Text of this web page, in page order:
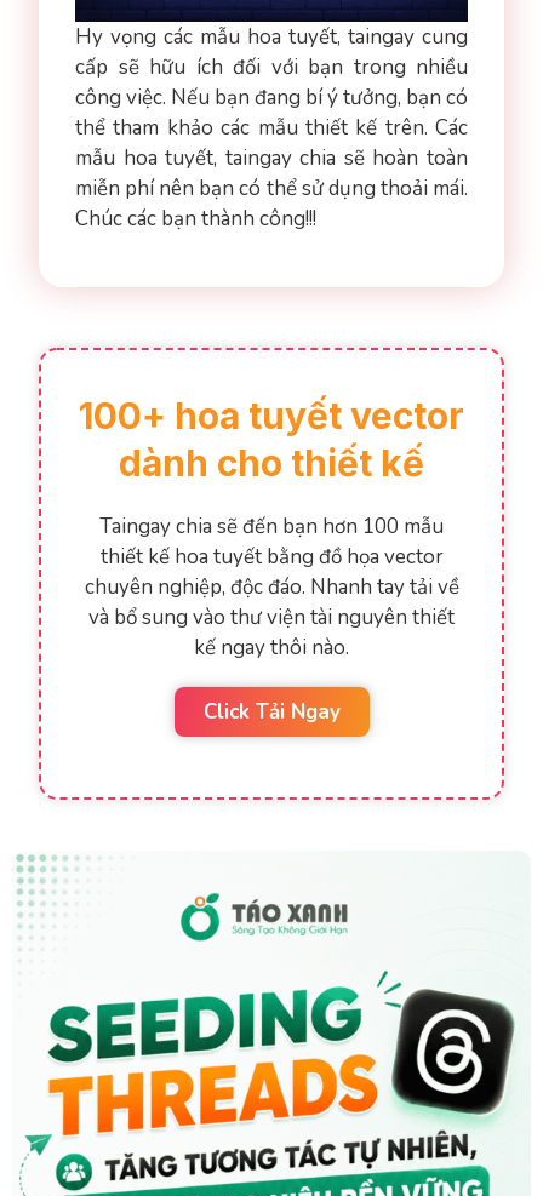
Hy vọng các mẫu hoa tuyết, taingay cung
cấp sẽ hữu ích đối với bạn trong nhiều
công việc. Nếu bạn đang bí ý tưởng, bạn có
thể tham khảo các mẫu thiết kế trên. Các
mẫu hoa tuyết, taingay chia sẽ hoàn toàn
miễn phí nên bạn có thể sử dụng thoải mái.
Chúc các bạn thành công!!!
100+ hoa tuyết vector
dành cho thiết kế
Taingay chia sẽ đến bạn hơn 100 mẫu
thiết kế hoa tuyết bằng đồ họa vector
chuyên nghiệp, độc đáo. Nhanh tay tải về
và bổ sung vào thư viện tài nguyên thiết
kế ngay thôi nào.
Click Tải Ngay